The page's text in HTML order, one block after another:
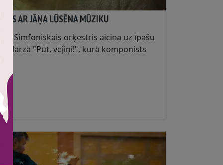
AR JĀŅA LŪSĒNA MŪZIKU
Simfoniskais orķestris aicina uz īpašu
"Pūt, vējiņi!", kurā komponists